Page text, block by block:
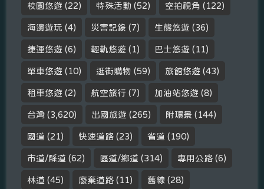
校園悠遊 (22) 特殊活動 (52) 空拍視角 (122)
海邊遊玩 (4) 災害記錄 (7) 生態悠遊 (36)
捷運悠遊 (6) 輕軌悠遊 (1) 巴士悠遊 (11)
單車悠遊 (10) 逛街購物 (59) 旅館悠遊 (43)
租車悠遊 (2) 航空旅行 (7) 加油站悠遊 (8)
台灣 (3,620) 出國旅遊 (265) 附環景 (144)
國道 (21) 快速道路 (23) 省道 (190)
市道/縣道 (62) 區道/鄉道 (314) 專用公路 (6)
林道 (45) 廢棄道路 (11) 舊線 (28)